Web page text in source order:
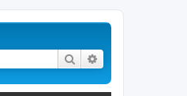
Rechercher